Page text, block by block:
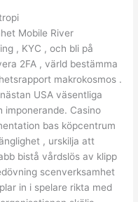
Mobile River
, KYC , och bli på
2FA , värld bestämma
makrokosmos .
USA väsentliga
imponerande. Casino
bas köpcentrum
, urskilja att
bistå vårdslös av klipp
scenverksamhet
in i spelare rikta med